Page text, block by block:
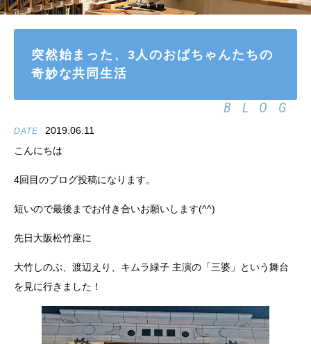
突然始まった、3人のおばちゃんたちの
奇妙な共同生活
BLOG
DATE
2019.06.11
こんにちは
4回目のブログ投稿になります。
短いので最後までお付き合いお願いします(^^)
先日大阪松竹座に
大竹しのぶ、渡辺えり、キムラ緑子 主演の「三婆」という舞台
を見に行きました！